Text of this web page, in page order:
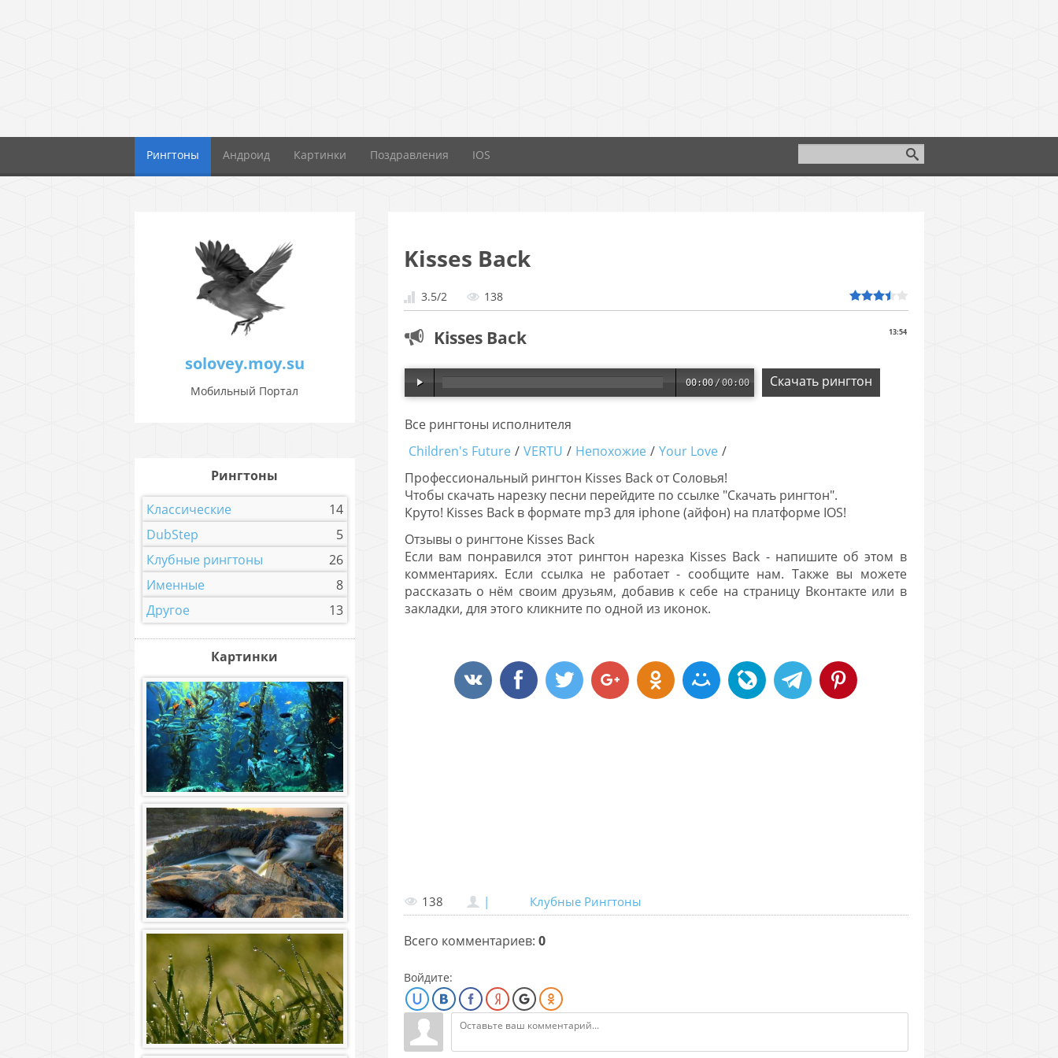
Рингтоны Андроид Картинки Поздравления IOS
solovey.moy.su
Мобильный Портал
Kisses Back
3.5/2 138
13:54
Kisses Back
00:00 /00:00 Скачать рингтон
Все рингтоны исполнителя
Children's Future / VERTU / Непохожие / Your Love /
Профессиональный рингтон Kisses Back от Соловья!
Чтобы скачать нарезку песни перейдите по ссылке "Скачать рингтон".
Круто! Kisses Back в формате mp3 для iphone (айфон) на платформе IOS!
Отзывы о рингтоне Kisses Back
Если вам понравился этот рингтон нарезка Kisses Back - напишите об этом в
комментариях. Если ссылка не работает - сообщите нам. Также вы можете
рассказать о нём своим друзьям, добавив к себе на страницу Вконтакте или в
закладки, для этого кликните по одной из иконок.
138 | Клубные Рингтоны
Всего комментариев: 0
Войдите:
Рингтоны
Классические
14
DubStep
5
Клубные рингтоны
26
Именные
8
Другое
13
Картинки